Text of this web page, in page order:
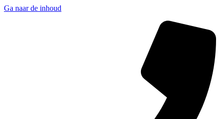
Ga naar de inhoud